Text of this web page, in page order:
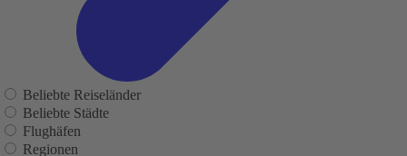
Beliebte Reiseländer
Beliebte Städte
Flughäfen
Regionen